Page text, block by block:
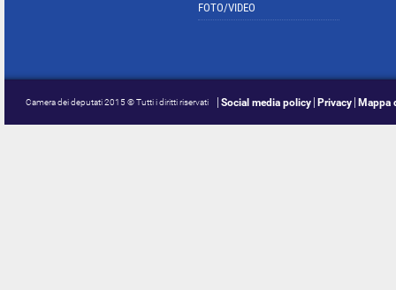
FOTO/VIDEO
Camera dei deputati 2015 © Tutti i diritti riservati Social media policy Privacy Mappa